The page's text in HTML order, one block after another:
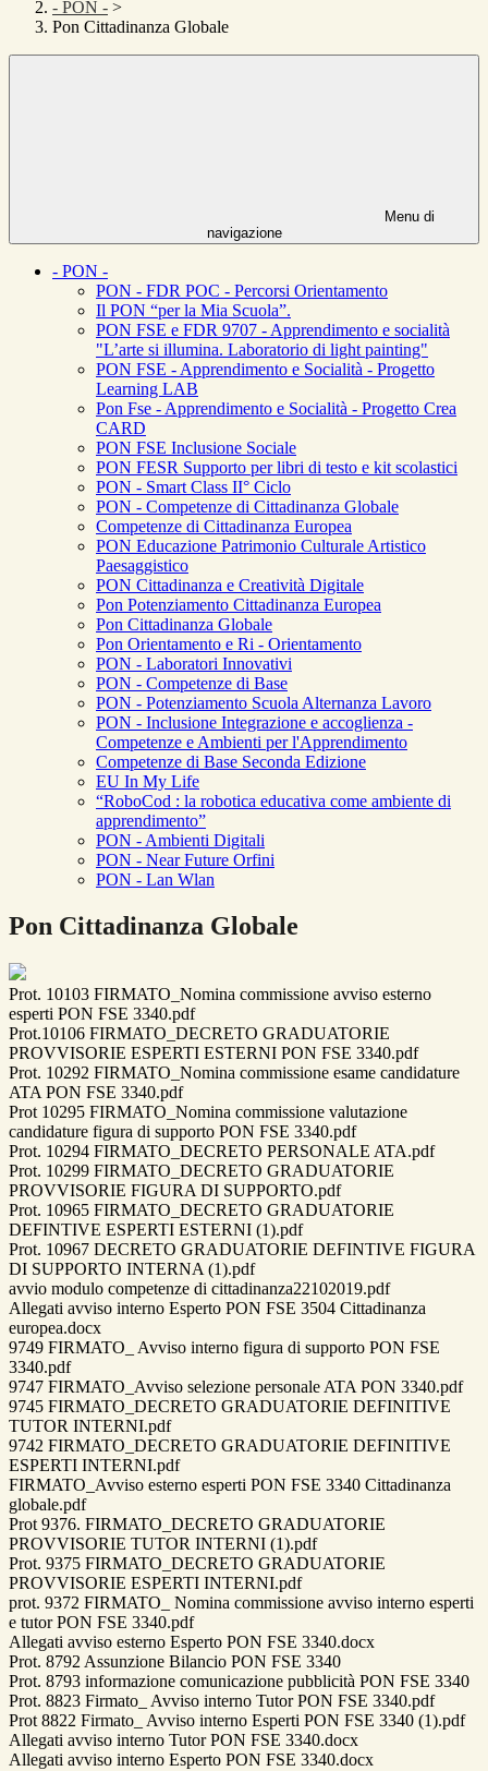
- PON - >
Pon Cittadinanza Globale
Menu di
navigazione
- PON -
PON - FDR POC - Percorsi Orientamento
Il PON “per la Mia Scuola”.
PON FSE e FDR 9707 - Apprendimento e socialità
"L’arte si illumina. Laboratorio di light painting"
PON FSE - Apprendimento e Socialità - Progetto
Learning LAB
Pon Fse - Apprendimento e Socialità - Progetto Crea
CARD
PON FSE Inclusione Sociale
PON FESR Supporto per libri di testo e kit scolastici
PON - Smart Class II° Ciclo
PON - Competenze di Cittadinanza Globale
Competenze di Cittadinanza Europea
PON Educazione Patrimonio Culturale Artistico
Paesaggistico
PON Cittadinanza e Creatività Digitale
Pon Potenziamento Cittadinanza Europea
Pon Cittadinanza Globale
Pon Orientamento e Ri - Orientamento
PON - Laboratori Innovativi
PON - Competenze di Base
PON - Potenziamento Scuola Alternanza Lavoro
PON - Inclusione Integrazione e accoglienza -
Competenze e Ambienti per l'Apprendimento
Competenze di Base Seconda Edizione
EU In My Life
“RoboCod : la robotica educativa come ambiente di
apprendimento”
PON - Ambienti Digitali
PON - Near Future Orfini
PON - Lan Wlan
Pon Cittadinanza Globale
Prot. 10103 FIRMATO_Nomina commissione avviso esterno
esperti PON FSE 3340.pdf
Prot.10106 FIRMATO_DECRETO GRADUATORIE
PROVVISORIE ESPERTI ESTERNI PON FSE 3340.pdf
Prot. 10292 FIRMATO_Nomina commissione esame candidature
ATA PON FSE 3340.pdf
Prot 10295 FIRMATO_Nomina commissione valutazione
candidature figura di supporto PON FSE 3340.pdf
Prot. 10294 FIRMATO_DECRETO PERSONALE ATA.pdf
Prot. 10299 FIRMATO_DECRETO GRADUATORIE
PROVVISORIE FIGURA DI SUPPORTO.pdf
Prot. 10965 FIRMATO_DECRETO GRADUATORIE
DEFINTIVE ESPERTI ESTERNI (1).pdf
Prot. 10967 DECRETO GRADUATORIE DEFINTIVE FIGURA
DI SUPPORTO INTERNA (1).pdf
avvio modulo competenze di cittadinanza22102019.pdf
Allegati avviso interno Esperto PON FSE 3504 Cittadinanza
europea.docx
9749 FIRMATO_ Avviso interno figura di supporto PON FSE
3340.pdf
9747 FIRMATO_Avviso selezione personale ATA PON 3340.pdf
9745 FIRMATO_DECRETO GRADUATORIE DEFINITIVE
TUTOR INTERNI.pdf
9742 FIRMATO_DECRETO GRADUATORIE DEFINITIVE
ESPERTI INTERNI.pdf
FIRMATO_Avviso esterno esperti PON FSE 3340 Cittadinanza
globale.pdf
Prot 9376. FIRMATO_DECRETO GRADUATORIE
PROVVISORIE TUTOR INTERNI (1).pdf
Prot. 9375 FIRMATO_DECRETO GRADUATORIE
PROVVISORIE ESPERTI INTERNI.pdf
prot. 9372 FIRMATO_ Nomina commissione avviso interno esperti
e tutor PON FSE 3340.pdf
Allegati avviso esterno Esperto PON FSE 3340.docx
Prot. 8792 Assunzione Bilancio PON FSE 3340
Prot. 8793 informazione comunicazione pubblicità PON FSE 3340
Prot. 8823 Firmato_ Avviso interno Tutor PON FSE 3340.pdf
Prot 8822 Firmato_ Avviso interno Esperti PON FSE 3340 (1).pdf
Allegati avviso interno Tutor PON FSE 3340.docx
Allegati avviso interno Esperto PON FSE 3340.docx